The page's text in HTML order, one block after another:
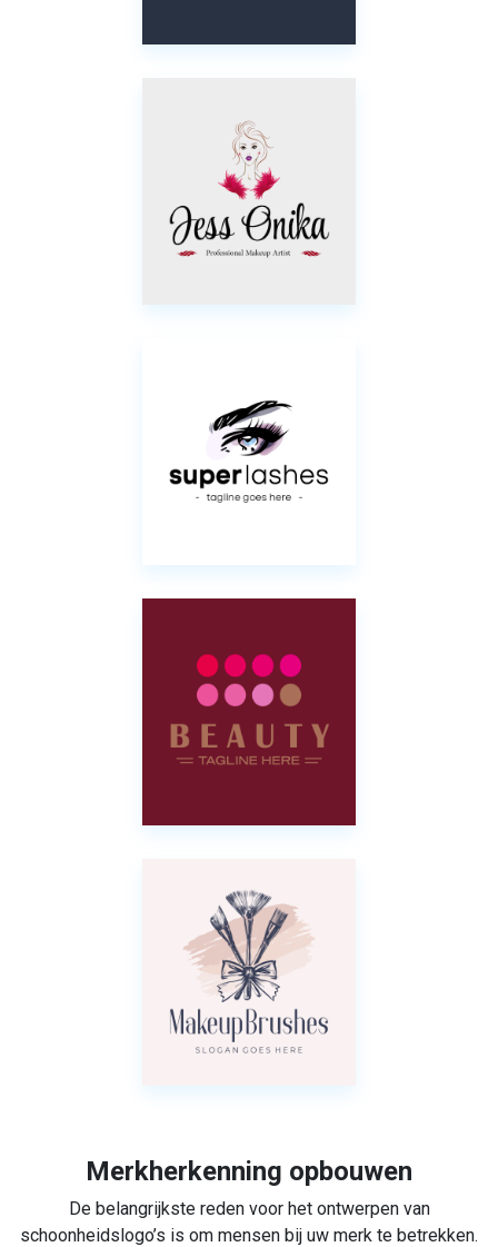
Merkherkenning opbouwen
De belangrijkste reden voor het ontwerpen van
schoonheidslogo’s is om mensen bij uw merk te betrekken.